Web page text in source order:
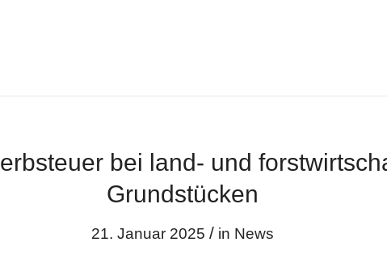
bei land- und
Grundstücken
21. Januar 2025 / in News